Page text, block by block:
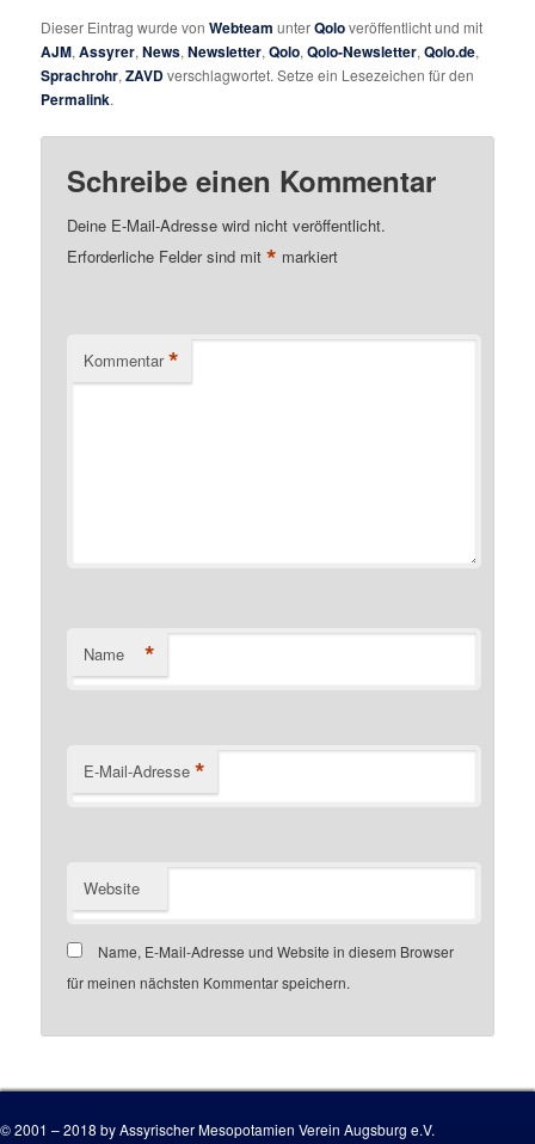
Dieser Eintrag wurde vonWebteam unterQoloveröffentlicht und mit
AJM,Assyrer,News,Newsletter,Qolo,Qolo-Newsletter,Qolo.de,
Sprachrohr,ZAVDverschlagwortet. Setze ein Lesezeichen für den
Permalink.
Schreibe einen Kommentar
Deine E-Mail-Adresse wird nicht veröffentlicht.
Erforderliche Felder sind mit* markiert
Kommentar *
Name *
E-Mail-Adresse *
Website
Name, E-Mail-Adresse und Website in diesem Browser
für meinen nächsten Kommentar speichern.
© 2001 – 2018 by Assyrischer Mesopotamien Verein Augsburg e.V.